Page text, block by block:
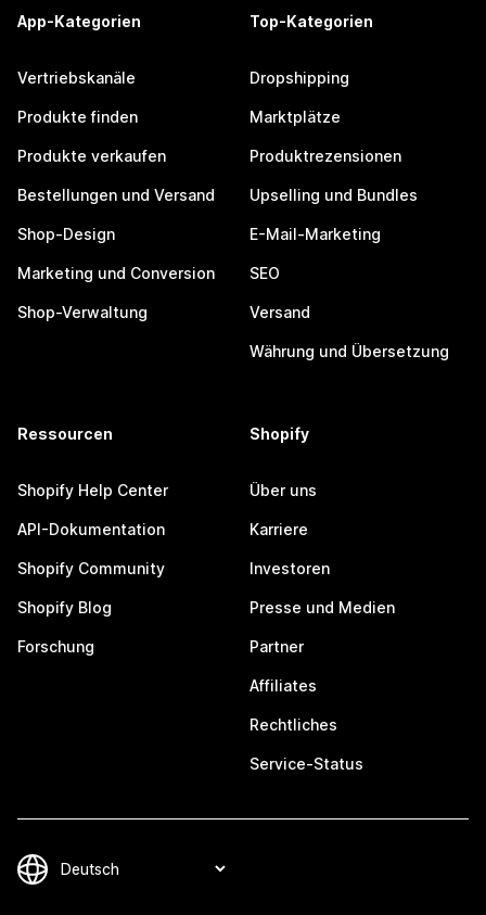
App-Kategorien
Vertriebskanäle
Produkte finden
Produkte verkaufen
Bestellungen und Versand
Shop-Design
Marketing und Conversion
Shop-Verwaltung
Top-Kategorien
Dropshipping
Marktplätze
Produktrezensionen
Upselling und Bundles
E-Mail-Marketing
SEO
Versand
Währung und Übersetzung
Ressourcen
Shopify Help Center
API-Dokumentation
Shopify Community
Shopify Blog
Forschung
Shopify
Über uns
Karriere
Investoren
Presse und Medien
Partner
Affiliates
Rechtliches
Service-Status